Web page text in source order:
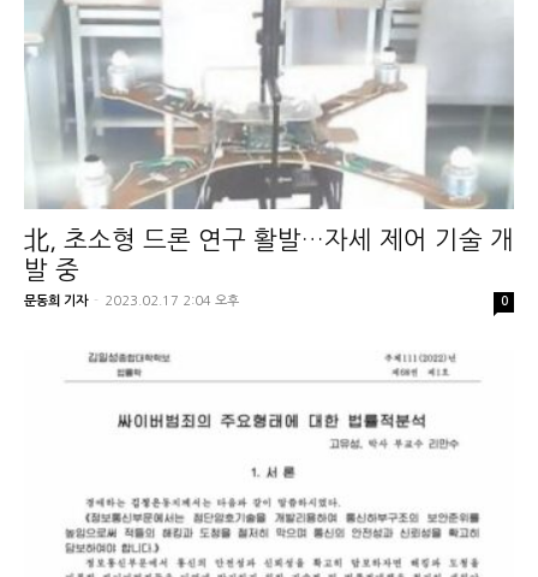
北, 초소형 드론 연구 활발…자세 제어 기술 개
발 중
문동희 기자 - 2023.02.17 2:04 오후 0